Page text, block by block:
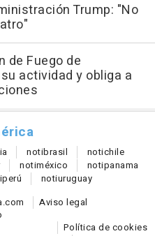
Trump: "No
de Fuego de
actividad y obliga a
notibrasil notichile
notiméxico notipanama
perú notiuruguay
Aviso legal
Política de cookies